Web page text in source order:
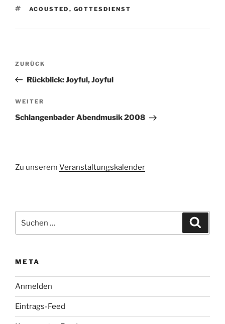
SCHLAGWÖRTER
ACOUSTED , GOTTESDIENST
Beitragsnavigation
Vorheriger
Beitrag
ZURÜCK
Rückblick: Joyful, Joyful
Nächster
Beitrag
WEITER
Schlangenbader Abendmusik 2008
Zu unserem Veranstaltungskalender
nach:
META
Anmelden
Eintrags-Feed